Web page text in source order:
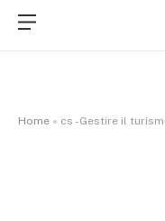
Home » cs -Gestire il turismo di